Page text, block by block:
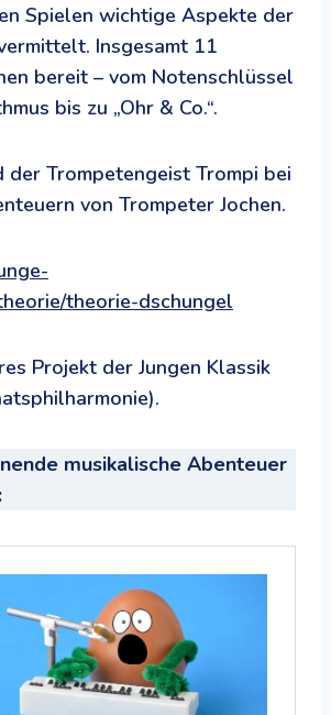
Spielen wichtige Aspekte der
Insgesamt 11
bereit – vom Notenschlüssel
bis zu „Ohr & Co.“.
Trompetengeist Trompi bei
von Trompeter Jochen.
theorie-dschungel
Projekt der Jungen Klassik
musikalische Abenteuer